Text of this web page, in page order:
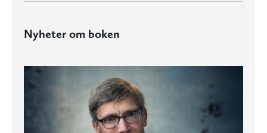
Nyheter om boken